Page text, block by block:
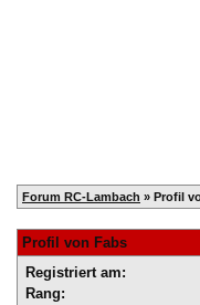
Forum RC-Lambach » Profil
Profil von Fabs
Registriert am:
Rang: